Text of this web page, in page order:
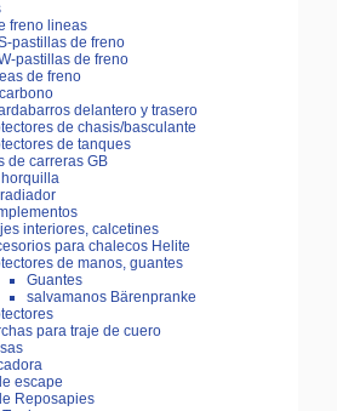
freno lineas
pastillas de freno
pastillas de freno
de freno
delantero y trasero
de chasis/basculante
de tanques
de carreras GB
interiores, calcetines
para chalecos Helite
de manos, guantes
Guantes
salvamanos Bärenpranke
para traje de cuero
escape
Reposapies